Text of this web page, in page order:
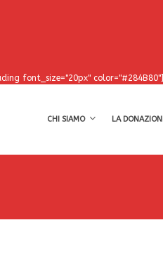
font_size="20px"
CHI SIAMO LA